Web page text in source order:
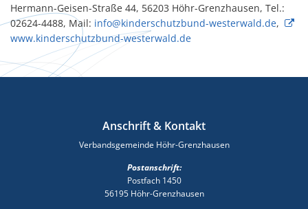
Hermann-Geisen-Straße 44, 56203 Höhr-Grenzhausen, Tel.:
02624-4488, Mail: info@kinderschutzbund-westerwald.de,
www.kinderschutzbund-westerwald.de
Anschrift & Kontakt
Verbandsgemeinde Höhr-Grenzhausen
Postanschrift:
Postfach 1450
56195 Höhr-Grenzhausen